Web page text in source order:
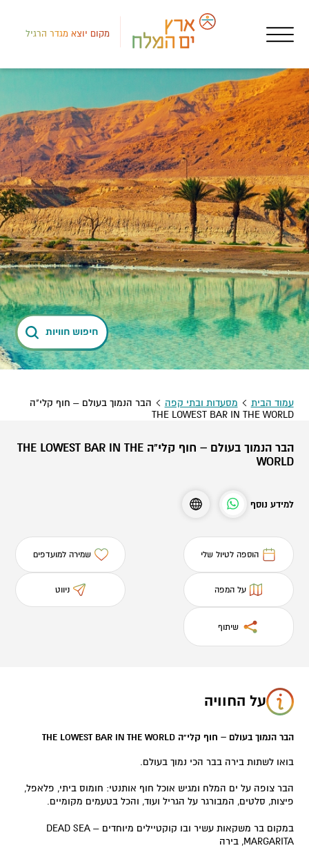
מקום יוצא מגדר הרגיל
חיפוש חוויות
עמוד הבית מסעדות ובתי קפה
הבר הנמוך בעולם – חוף קלי"ה
THE LOWEST BAR IN THE WORLD
הבר הנמוך בעולם – חוף קלי"ה THE LOWEST BAR IN THE
WORLD
למידע נוסף
הוספה לטיול שלי שמירה למועדפים
על המפה ניווט
שיתוף
על החוויה
הבר הנמוך בעולם – חוף קלי"ה THE LOWEST BAR IN THE WORLD
בואו לשתות בירה בבר הכי נמוך בעולם.
הבר צופה על ים המלח ומגיש אוכל חוף אותנטי: חומוס ביתי, פלאפל,
פיצות, סלטים, המבורגר על הגריל ועוד, והכל בטעמים מקומיים.
במקום בר משקאות עשיר ובו קוקטיילים מיוחדים – DEAD SEA
MARGARITA, בירה